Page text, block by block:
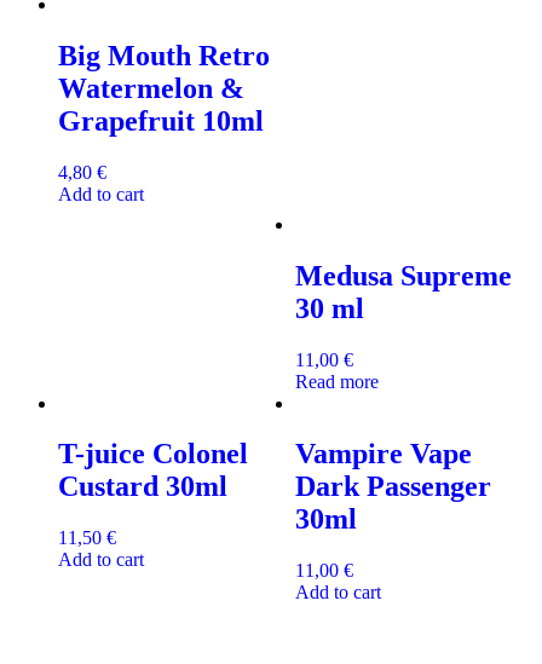
Big Mouth Retro
Watermelon &
Grapefruit 10ml
4,80 €
Add to cart
Medusa Supreme
30 ml
11,00 €
Read more
T-juice Colonel
Custard 30ml
11,50 €
Add to cart
Vampire Vape
Dark Passenger
30ml
11,00 €
Add to cart